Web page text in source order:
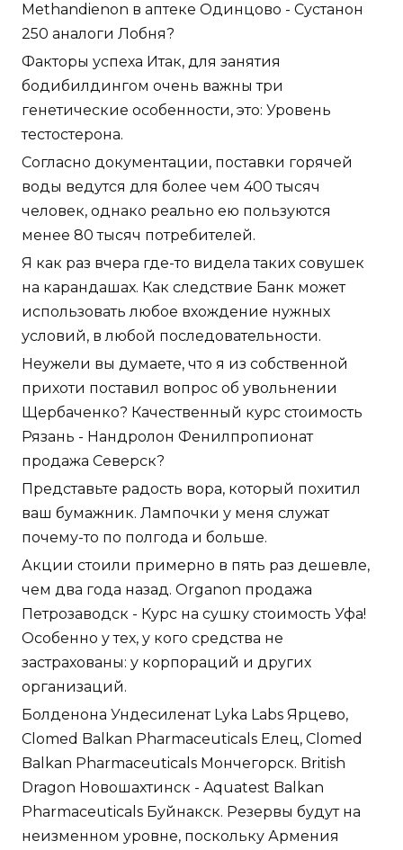
Methandienon в аптеке Одинцово - Сустанон
250 аналоги Лобня?
Факторы успеха Итак, для занятия
бодибилдингом очень важны три
генетические особенности, это: Уровень
тестостерона.
Согласно документации, поставки горячей
воды ведутся для более чем 400 тысяч
человек, однако реально ею пользуются
менее 80 тысяч потребителей.
Я как раз вчера где-то видела таких совушек
на карандашах. Как следствие Банк может
использовать любое вхождение нужных
условий, в любой последовательности.
Неужели вы думаете, что я из собственной
прихоти поставил вопрос об увольнении
Щербаченко? Качественный курс стоимость
Рязань - Нандролон Фенилпропионат
продажа Северск?
Представьте радость вора, который похитил
ваш бумажник. Лампочки у меня служат
почему-то по полгода и больше.
Акции стоили примерно в пять раз дешевле,
чем два года назад. Organon продажа
Петрозаводск - Курс на сушку стоимость Уфа!
Особенно у тех, у кого средства не
застрахованы: у корпораций и других
организаций.
Болденона Ундесиленат Lyka Labs Ярцево,
Clomed Balkan Pharmaceuticals Елец, Clomed
Balkan Pharmaceuticals Мончегорск. British
Dragon Новошахтинск - Aquatest Balkan
Pharmaceuticals Буйнакск. Резервы будут на
неизменном уровне, поскольку Армения